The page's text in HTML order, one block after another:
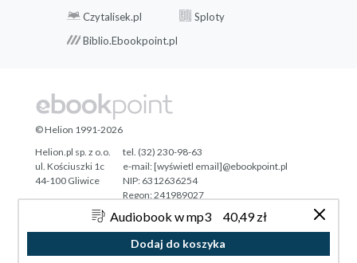
Audiobook w mp3 40,49 zł
Dodaj do koszyka
Czytalisek.pl
Sploty
Biblio.Ebookpoint.pl
Designed with ♥ byTonik.pl
© Helion 1991-2026
Helion.pl sp. z o.o.
ul. Kościuszki 1c
44-100 Gliwice
tel. (32) 230-98-63
e-mail:[wyświetl email]@ebookpoint.pl
NIP: 6312636254
Regon: 241989027